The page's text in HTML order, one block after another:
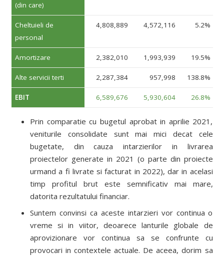
(din care)
Cheltuieli de
personal
4,808,889 4,572,116 5.2%
Amortizare 2,382,010 1,993,939 19.5%
Alte servicii terti 2,287,384 957,998 138.8%
EBIT 6,589,676 5,930,604 26.8%
Prin comparatie cu bugetul aprobat in aprilie 2021,
veniturile consolidate sunt mai mici decat cele
bugetate, din cauza intarzierilor in livrarea
proiectelor generate in 2021 (o parte din proiecte
urmand a fi livrate si facturat in 2022), dar in acelasi
timp profitul brut este semnificativ mai mare,
datorita rezultatului financiar.
Suntem convinsi ca aceste intarzieri vor continua o
vreme si in viitor, deoarece lanturile globale de
aprovizionare vor continua sa se confrunte cu
provocari in contextele actuale. De aceea, dorim sa